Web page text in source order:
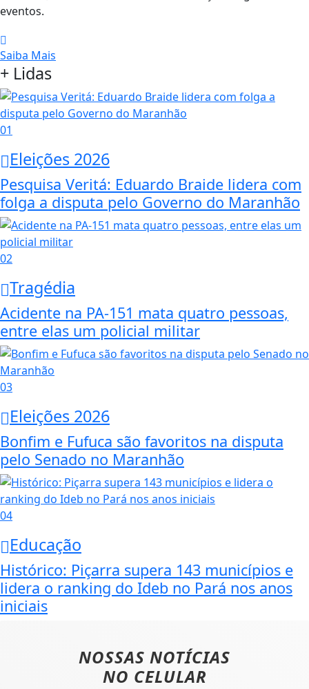
eventos.
Saiba Mais
+ Lidas
01
Eleições 2026
Pesquisa Veritá: Eduardo Braide lidera com
folga a disputa pelo Governo do Maranhão
02
Tragédia
Acidente na PA-151 mata quatro pessoas,
entre elas um policial militar
03
Eleições 2026
Bonfim e Fufuca são favoritos na disputa
pelo Senado no Maranhão
04
Educação
Histórico: Piçarra supera 143 municípios e
lidera o ranking do Ideb no Pará nos anos
iniciais
NOSSAS NOTÍCIAS
NO CELULAR